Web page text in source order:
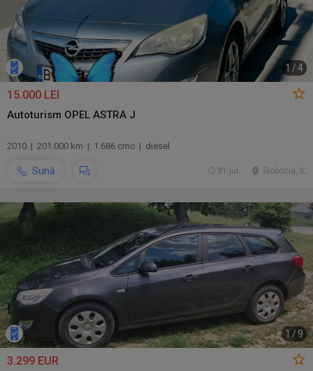
1 /4
15.000 LEI
Autoturism OPEL ASTRA J
2010 | 201.000 km | 1.686 cmc | diesel
Sună Slobozia, IL
31 jul.
1 /9
3.299 EUR